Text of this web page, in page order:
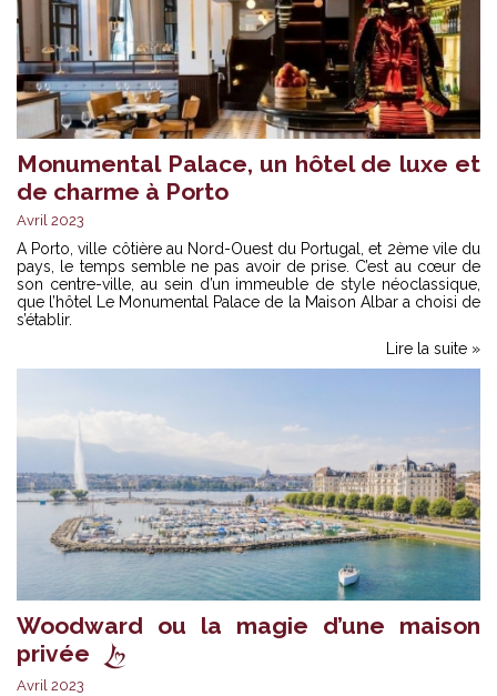
Monumental Palace, un hôtel de luxe et
de charme à Porto
Avril 2023
A Porto, ville côtière au Nord-Ouest du Portugal, et 2ème vile du
pays, le temps semble ne pas avoir de prise. C’est au cœur de
son centre-ville, au sein d’un immeuble de style néoclassique,
que l’hôtel Le Monumental Palace de la Maison Albar a choisi de
s’établir.
Lire la suite »
Woodward ou la magie d’une maison
privée
Avril 2023